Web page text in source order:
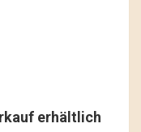
erhältlich